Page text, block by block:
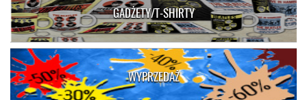
GADŻETY/T-SHIRTY
WYPRZEDAŻ